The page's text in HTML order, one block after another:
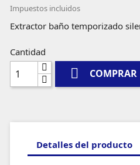
Impuestos incluidos
Extractor baño temporizado
Cantidad
 COMPRAR
Detalles del producto